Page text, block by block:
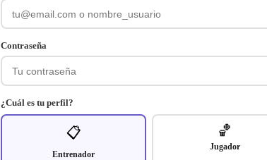
Contraseña
¿Cuál es tu perfil?
📋
Entrenador
🏀
Jugador